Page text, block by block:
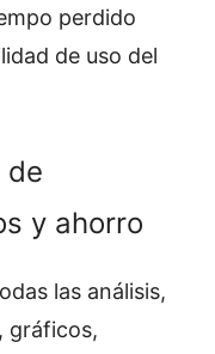
perdido
de uso del
de
y ahorro
las análisis,
gráficos,